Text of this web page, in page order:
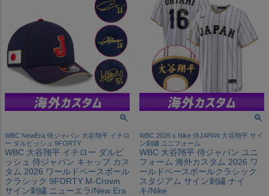
WBC NewEra 侍ジャパン 大谷翔平 イチロ
ー ダルビッシュ 9FORTY
WBC 大谷翔平 イチロー ダルビ
ッシュ 侍ジャパン キャップ カス
タム 2026 ワールドベースボール
クラシック 9FORTY M-Crown
サイン刺繍 ニューエラ/New Era
WBC 2026 x Nike 侍JAPAN 大谷翔平 サイ
ン刺繍 ユニフォーム
WBC 大谷翔平 侍ジャパン ユニ
フォーム 海外カスタム 2026 ワ
ールドベースボールクラシック
スタジアム サイン刺繍 ナイ
キ/Nike